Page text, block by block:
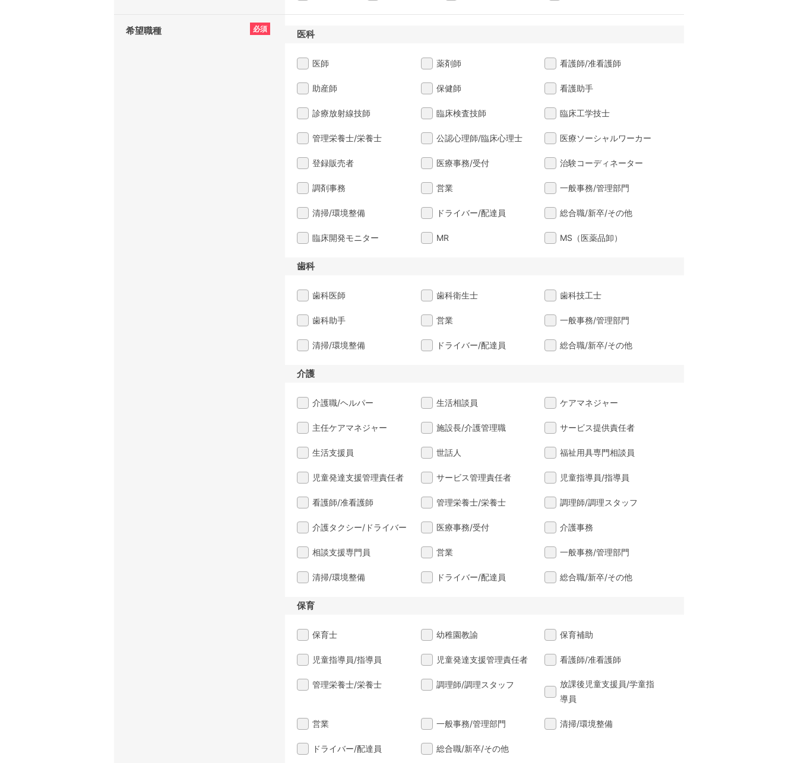
希望職種 必須 医科
医師 薬剤師 看護師/准看護師
助産師 保健師 看護助手
診療放射線技師 臨床検査技師 臨床工学技士
管理栄養士/栄養士 公認心理師/臨床心理士 医療ソーシャルワーカー
登録販売者 医療事務/受付 治験コーディネーター
調剤事務 営業 一般事務/管理部門
清掃/環境整備 ドライバー/配達員 総合職/新卒/その他
臨床開発モニター MR MS（医薬品卸）
歯科
歯科医師 歯科衛生士 歯科技工士
歯科助手 営業 一般事務/管理部門
清掃/環境整備 ドライバー/配達員 総合職/新卒/その他
介護
介護職/ヘルパー 生活相談員 ケアマネジャー
主任ケアマネジャー 施設長/介護管理職 サービス提供責任者
生活支援員 世話人 福祉用具専門相談員
児童発達支援管理責任者 サービス管理責任者 児童指導員/指導員
看護師/准看護師 管理栄養士/栄養士 調理師/調理スタッフ
介護タクシー/ドライバー 医療事務/受付 介護事務
相談支援専門員 営業 一般事務/管理部門
清掃/環境整備 ドライバー/配達員 総合職/新卒/その他
保育
保育士 幼稚園教諭 保育補助
児童指導員/指導員 児童発達支援管理責任者 看護師/准看護師
管理栄養士/栄養士 調理師/調理スタッフ
放課後児童支援員/学童指
導員
営業 一般事務/管理部門 清掃/環境整備
ドライバー/配達員 総合職/新卒/その他